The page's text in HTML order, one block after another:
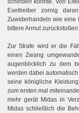
schinden konnte. Von
Eseltreiber zornig
Zuwiderhandeln wie eine
bittere Armut
Zur Strafe wird er die
einen Zwang
augenblicklich zu dem
werden dabei
seine königliche
zum ersten mal
mehr gerät Midas in
Midas schließlich die